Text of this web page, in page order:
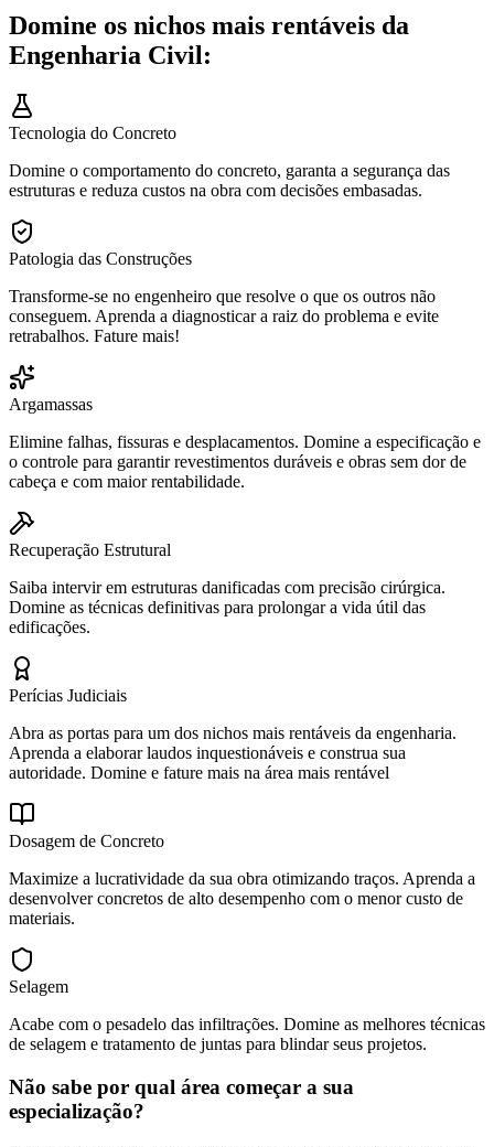
Domine os nichos mais rentáveis da
Engenharia Civil:
Tecnologia do Concreto
Domine o comportamento do concreto, garanta a segurança das
estruturas e reduza custos na obra com decisões embasadas.
Patologia das Construções
Transforme-se no engenheiro que resolve o que os outros não
conseguem. Aprenda a diagnosticar a raiz do problema e evite
retrabalhos. Fature mais!
Argamassas
Elimine falhas, fissuras e desplacamentos. Domine a especificação e
o controle para garantir revestimentos duráveis e obras sem dor de
cabeça e com maior rentabilidade.
Recuperação Estrutural
Saiba intervir em estruturas danificadas com precisão cirúrgica.
Domine as técnicas definitivas para prolongar a vida útil das
edificações.
Perícias Judiciais
Abra as portas para um dos nichos mais rentáveis da engenharia.
Aprenda a elaborar laudos inquestionáveis e construa sua
autoridade. Domine e fature mais na área mais rentável
Dosagem de Concreto
Maximize a lucratividade da sua obra otimizando traços. Aprenda a
desenvolver concretos de alto desempenho com o menor custo de
materiais.
Selagem
Acabe com o pesadelo das infiltrações. Domine as melhores técnicas
de selagem e tratamento de juntas para blindar seus projetos.
Não sabe por qual área começar a sua
especialização?